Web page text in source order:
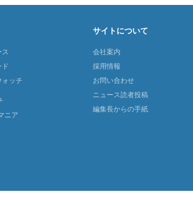
ッチ
ニア
サイトについて
会社案内
採用情報
お問い合わせ
ニュース読者投稿
編集長からの手紙